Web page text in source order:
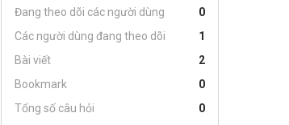
Đang theo dõi các người dùng
0
Các người dùng đang theo dõi
1
Bài viết
2
Bookmark
0
Tổng số câu hỏi
0